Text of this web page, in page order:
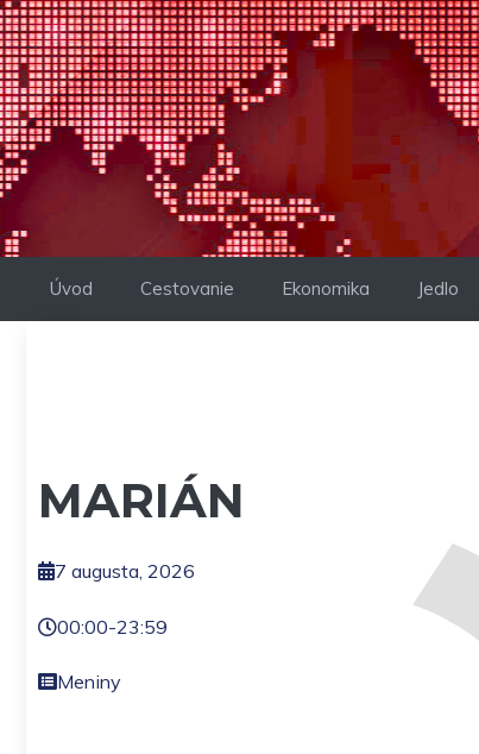
Preskočiť
na
obsah
Úvod Cestovanie Ekonomika Jedlo
MARIÁN
7 augusta, 2026
00:00-23:59
Meniny